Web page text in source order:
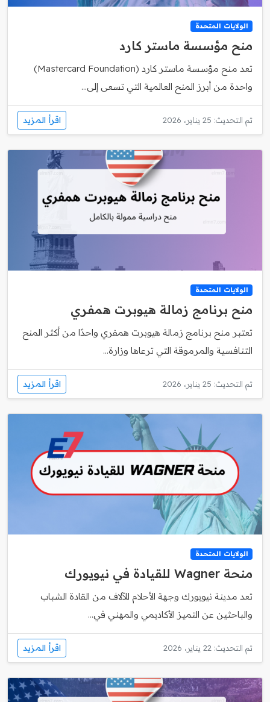
الولايات المتحدة
منح مؤسسة ماستر كارد
تعد منح مؤسسة ماستر كارد (Mastercard Foundation)
واحدة من أبرز المنح العالمية التي تسعى إلى...
تم التحديث: 25 يناير، 2026 اقرأ المزيد
الولايات المتحدة
منح برنامج زمالة هيوبرت همفري
تعتبر منح برنامج زمالة هيوبرت همفري واحدًا من أكثر المنح
التنافسية والمرموقة التي ترعاها وزارة...
تم التحديث: 25 يناير، 2026 اقرأ المزيد
الولايات المتحدة
منحة Wagner للقيادة في نيويورك
تعد مدينة نيويورك وجهة الأحلام للآلاف من القادة الشباب
والباحثين عن التميز الأكاديمي والمهني في...
تم التحديث: 22 يناير، 2026 اقرأ المزيد